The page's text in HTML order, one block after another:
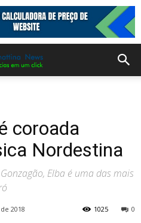
coroada
Nordestina
Elba é uma das mais
2018 0
1025